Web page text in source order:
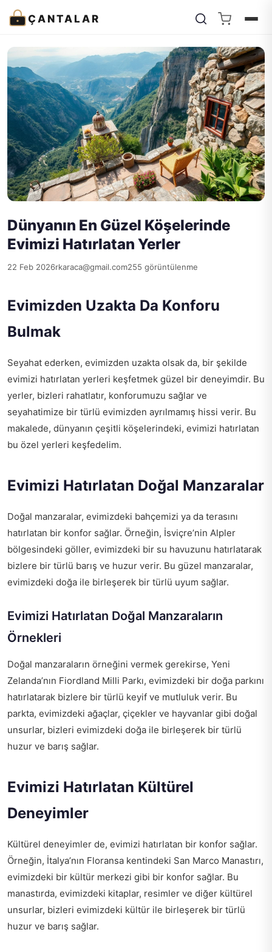
ÇANTALAR
Dünyanın En Güzel Köşelerinde
Evimizi Hatırlatan Yerler
22 Feb 2026rkaraca@gmail.com255 görüntülenme
Evimizden Uzakta Da Konforu
Bulmak
Seyahat ederken, evimizden uzakta olsak da, bir şekilde
evimizi hatırlatan yerleri keşfetmek güzel bir deneyimdir. Bu
yerler, bizleri rahatlatır, konforumuzu sağlar ve
seyahatimize bir türlü evimizden ayrılmamış hissi verir. Bu
makalede, dünyanın çeşitli köşelerindeki, evimizi hatırlatan
bu özel yerleri keşfedelim.
Evimizi Hatırlatan Doğal Manzaralar
Doğal manzaralar, evimizdeki bahçemizi ya da terasını
hatırlatan bir konfor sağlar. Örneğin, İsviçre’nin Alpler
bölgesindeki göller, evimizdeki bir su havuzunu hatırlatarak
bizlere bir türlü barış ve huzur verir. Bu güzel manzaralar,
evimizdeki doğa ile birleşerek bir türlü uyum sağlar.
Evimizi Hatırlatan Doğal Manzaraların
Örnekleri
Doğal manzaraların örneğini vermek gerekirse, Yeni
Zelanda’nın Fiordland Milli Parkı, evimizdeki bir doğa parkını
hatırlatarak bizlere bir türlü keyif ve mutluluk verir. Bu
parkta, evimizdeki ağaçlar, çiçekler ve hayvanlar gibi doğal
unsurlar, bizleri evimizdeki doğa ile birleşerek bir türlü
huzur ve barış sağlar.
Evimizi Hatırlatan Kültürel
Deneyimler
Kültürel deneyimler de, evimizi hatırlatan bir konfor sağlar.
Örneğin, İtalya’nın Floransa kentindeki San Marco Manastırı,
evimizdeki bir kültür merkezi gibi bir konfor sağlar. Bu
manastırda, evimizdeki kitaplar, resimler ve diğer kültürel
unsurlar, bizleri evimizdeki kültür ile birleşerek bir türlü
huzur ve barış sağlar.